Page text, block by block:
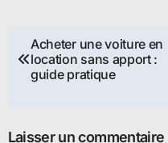
Navigation
de
Acheter une voiture en
location sans apport :
guide pratique
Laisser un commentaire